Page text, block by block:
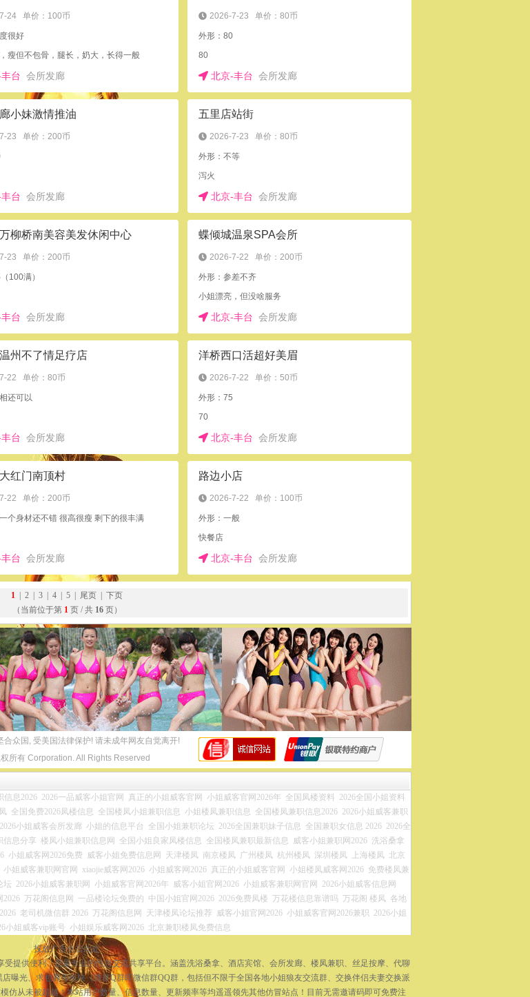
24单价：100币
很好
瘦但不包骨，腿长，奶大，长得一般
台 会所发廊
2026-7-23 单价：80币
外形：80
80
北京-丰台 会所发廊
小妹激情推油
23 单价：200币
台 会所发廊
五里店站街
2026-7-23 单价：80币
外形：不等
泻火
北京-丰台 会所发廊
柳桥南美容美发休闲中心
23 单价：200币
100满）
台 会所发廊
蝶倾城温泉SPA会所
2026-7-22 单价：200币
外形：参差不齐
小姐漂亮，但没啥服务
北京-丰台 会所发廊
州不了情足疗店
22 单价：80币
还可以
台 会所发廊
洋桥西口活超好美眉
2026-7-22 单价：50币
外形：75
70
北京-丰台 会所发廊
红门南顶村
22 单价：200币
个身材还不错 很高很瘦 剩下的很丰满
台 会所发廊
路边小店
2026-7-22 单价：100币
外形：一般
快餐店
北京-丰台 会所发廊
1 2 3 4 5 尾页
下页
（当前位于第 1页 / 共 16页）
合众国, 受美国法律保护! 请未成年网友自觉离开!
权所有 Corporation. All Rights Reserved
信息2026 2026一品威客小姐官网 真正的小姐威客官网 小姐威客官网2026年 全国凤楼资料
2026全国小姐资料
全国免费2026凤楼信息 全国楼凤小姐兼职信息 小姐楼凤兼职信息 全国楼凤兼职信息2026 2026小姐威客兼职
2026小姐威客会所发廊 小姐的信息平台 全国小姐兼职论坛 2026全国兼职妹子信息 全国兼职女信息 2026 2026全
信息分享 楼凤小姐兼职信息网 全国小姐良家凤楼信息 全国楼凤兼职最新信息 威客小姐兼职网2026 洗浴桑拿
小姐威客网2026免费 威客小姐免费信息网 天津楼凤 南京楼凤 广州楼凤 杭州楼凤 深圳楼凤 上海楼凤 北京
小姐威客兼职网官网 xiaojie威客网2026 小姐威客网2026 真正的小姐威客官网 小姐楼凤威客网2026 免费楼凤兼
坛 2026小姐威客兼职网 小姐威客官网2026年 威客小姐官网2026 小姐威客兼职网官网
2026小姐威客信息网
2026 万花阁信息网 一品楼论坛免费的 中国小姐官网2026 2026免费凤楼 万花楼信息靠谱吗 万花阁 楼凤 各地
老司机微信群 2026 万花阁信息网 天津楼凤论坛推荐 威客小姐官网2026 小姐威客官网2026兼职 2026小姐
小姐威客vip账号 小姐娱乐威客网2026 北京兼职楼凤免费信息
投放广告点击此处
提供便利，是最专业的性息交流共享平台。涵盖洗浴桑拿、酒店宾馆、会所发廊、楼凤兼职、丝足按摩、代聊
曝光、求包养等板块（微群Q群即微信群QQ群，包括但不限于全国各地小姐狼友交流群、交换伴侣夫妻交换派
仿从未被超越！本站用户数量、信息数量、更新频率等均遥遥领先其他仿冒站点！目前无需邀请码即可免费注